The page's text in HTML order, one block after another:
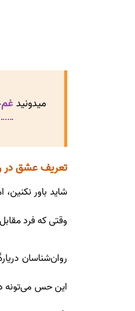
میدونیدغم
تعریف عشق در
وقتی که فرد
روان‌شناسان
این حس می‌تونه